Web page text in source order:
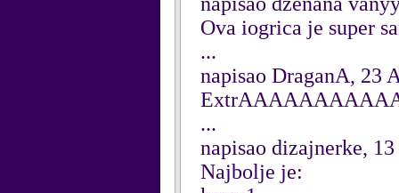
Ova iogrica je super
...
napisao DraganA, 23
...
napisao dizajnerke,
Najbolje je: